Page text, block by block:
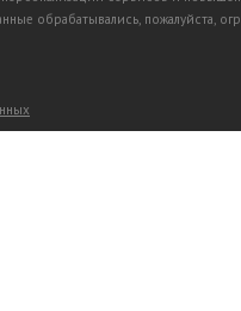
обрабатывались, пожалуйста,